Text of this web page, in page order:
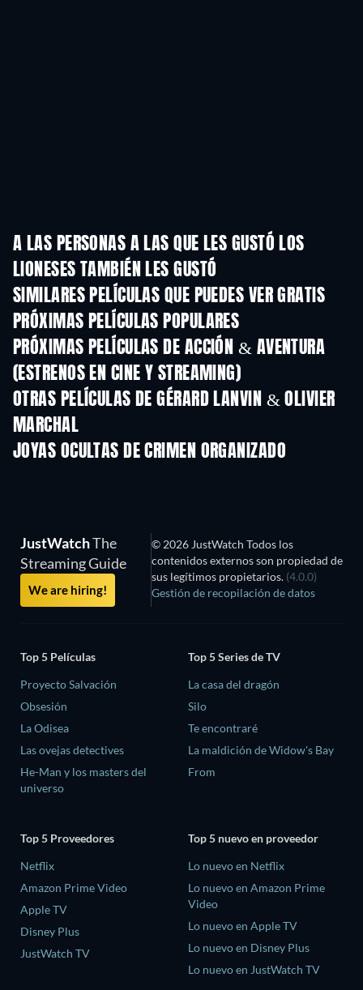
A LAS PERSONAS A LAS QUE LES GUSTÓ LOS
LIONESES TAMBIÉN LES GUSTÓ
SIMILARES PELÍCULAS QUE PUEDES VER GRATIS
PRÓXIMAS PELÍCULAS POPULARES
PRÓXIMAS PELÍCULAS DE ACCIÓN & AVENTURA
(ESTRENOS EN CINE Y STREAMING)
OTRAS PELÍCULAS DE GÉRARD LANVIN & OLIVIER
MARCHAL
JOYAS OCULTAS DE CRIMEN ORGANIZADO
JustWatchThe
Streaming Guide
We are hiring!
© 2026 JustWatch Todos los
contenidos externos son propiedad de
sus legítimos propietarios. (4.0.0)
Gestión de recopilación de datos
Top 5 Películas
Proyecto Salvación
Obsesión
La Odisea
Las ovejas detectives
He-Man y los masters del
universo
Top 5 Series de TV
La casa del dragón
Silo
Te encontraré
La maldición de Widow's Bay
From
Top 5 Proveedores
Netflix
Amazon Prime Video
Apple TV
Disney Plus
JustWatch TV
Top 5 nuevo en proveedor
Lo nuevo en Netflix
Lo nuevo en Amazon Prime
Video
Lo nuevo en Apple TV
Lo nuevo en Disney Plus
Lo nuevo en JustWatch TV